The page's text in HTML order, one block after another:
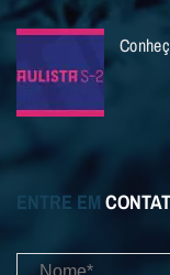
ENTRE EM